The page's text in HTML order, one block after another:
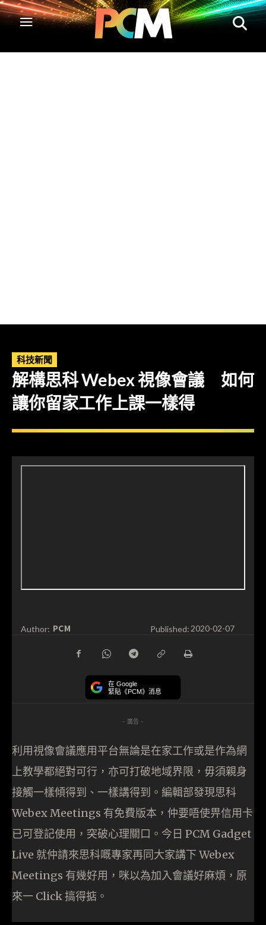
科技新聞
解構思科 Webex 視像會議 如何
讓你留家工作上課一樣得
Author: PCM Published:2020-02-07
在 Google
緊貼《PCM》消息
- 廣告 -
利用視像會議應用平台無論是在家工作或是作為網
上教學都絕對可行，亦可打破地域界限，毋須親身
接觸一樣傾得到、一樣講得到。編輯部發現思科
Webex Meetings 有免費版本，仲要唔使畀信用卡
已可登記使用，突破心理關口。今日 PCM Gadget
Live 就仲請來思科嘅專家再同大家講下 Webex
Meetings 有幾好用，咪以為加入會議好麻煩，原
來一 Click 搞得掂。